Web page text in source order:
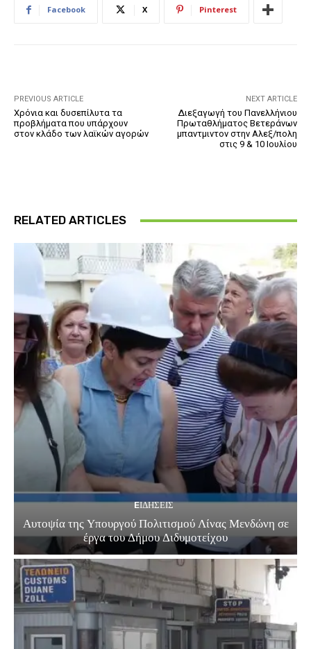
Facebook X Pinterest
PREVIOUS ARTICLE
Χρόνια και δυσεπίλυτα τα
προβλήματα που υπάρχουν
στον κλάδο των λαϊκών αγορών
NEXT ARTICLE
Διεξαγωγή του Πανελλήνιου
Πρωταθλήματος Βετεράνων
μπαντμιντον στην Αλεξ/πολη
στις 9 & 10 Ιουλίου
RELATED ARTICLES
EΙΔΗΣΕΙΣ
Αυτοψία της Υπουργού Πολιτισμού Λίνας Μενδώνη σε
έργα του Δήμου Διδυμοτείχου